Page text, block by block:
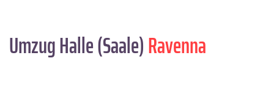
Umzug Halle (Saale)Ravenna